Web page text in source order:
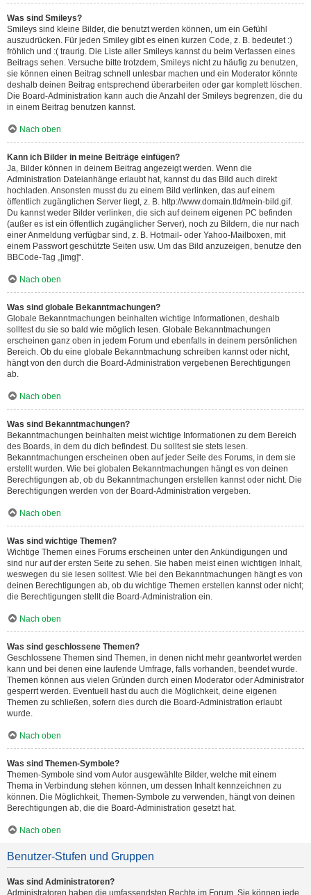
Was sind Smileys?
Smileys sind kleine Bilder, die benutzt werden können, um ein Gefühl
auszudrücken. Für jeden Smiley gibt es einen kurzen Code, z. B. bedeutet :)
fröhlich und :( traurig. Die Liste aller Smileys kannst du beim Verfassen eines
Beitrags sehen. Versuche bitte trotzdem, Smileys nicht zu häufig zu benutzen,
sie können einen Beitrag schnell unlesbar machen und ein Moderator könnte
deshalb deinen Beitrag entsprechend überarbeiten oder gar komplett löschen.
Die Board-Administration kann auch die Anzahl der Smileys begrenzen, die du
in einem Beitrag benutzen kannst.
Nach oben
Kann ich Bilder in meine Beiträge einfügen?
Ja, Bilder können in deinem Beitrag angezeigt werden. Wenn die
Administration Dateianhänge erlaubt hat, kannst du das Bild auch direkt
hochladen. Ansonsten musst du zu einem Bild verlinken, das auf einem
öffentlich zugänglichen Server liegt, z. B. http://www.domain.tld/mein-bild.gif.
Du kannst weder Bilder verlinken, die sich auf deinem eigenen PC befinden
(außer es ist ein öffentlich zugänglicher Server), noch zu Bildern, die nur nach
einer Anmeldung verfügbar sind, z. B. Hotmail- oder Yahoo-Mailboxen, mit
einem Passwort geschützte Seiten usw. Um das Bild anzuzeigen, benutze den
BBCode-Tag „[img]“.
Nach oben
Was sind globale Bekanntmachungen?
Globale Bekanntmachungen beinhalten wichtige Informationen, deshalb
solltest du sie so bald wie möglich lesen. Globale Bekanntmachungen
erscheinen ganz oben in jedem Forum und ebenfalls in deinem persönlichen
Bereich. Ob du eine globale Bekanntmachung schreiben kannst oder nicht,
hängt von den durch die Board-Administration vergebenen Berechtigungen
ab.
Nach oben
Was sind Bekanntmachungen?
Bekanntmachungen beinhalten meist wichtige Informationen zu dem Bereich
des Boards, in dem du dich befindest. Du solltest sie stets lesen.
Bekanntmachungen erscheinen oben auf jeder Seite des Forums, in dem sie
erstellt wurden. Wie bei globalen Bekanntmachungen hängt es von deinen
Berechtigungen ab, ob du Bekanntmachungen erstellen kannst oder nicht. Die
Berechtigungen werden von der Board-Administration vergeben.
Nach oben
Was sind wichtige Themen?
Wichtige Themen eines Forums erscheinen unter den Ankündigungen und
sind nur auf der ersten Seite zu sehen. Sie haben meist einen wichtigen Inhalt,
weswegen du sie lesen solltest. Wie bei den Bekanntmachungen hängt es von
deinen Berechtigungen ab, ob du wichtige Themen erstellen kannst oder nicht;
die Berechtigungen stellt die Board-Administration ein.
Nach oben
Was sind geschlossene Themen?
Geschlossene Themen sind Themen, in denen nicht mehr geantwortet werden
kann und bei denen eine laufende Umfrage, falls vorhanden, beendet wurde.
Themen können aus vielen Gründen durch einen Moderator oder Administrator
gesperrt werden. Eventuell hast du auch die Möglichkeit, deine eigenen
Themen zu schließen, sofern dies durch die Board-Administration erlaubt
wurde.
Nach oben
Was sind Themen-Symbole?
Themen-Symbole sind vom Autor ausgewählte Bilder, welche mit einem
Thema in Verbindung stehen können, um dessen Inhalt kennzeichnen zu
können. Die Möglichkeit, Themen-Symbole zu verwenden, hängt von deinen
Berechtigungen ab, die die Board-Administration gesetzt hat.
Nach oben
Benutzer-Stufen und Gruppen
Was sind Administratoren?
Administratoren haben die umfassendsten Rechte im Forum. Sie können jede